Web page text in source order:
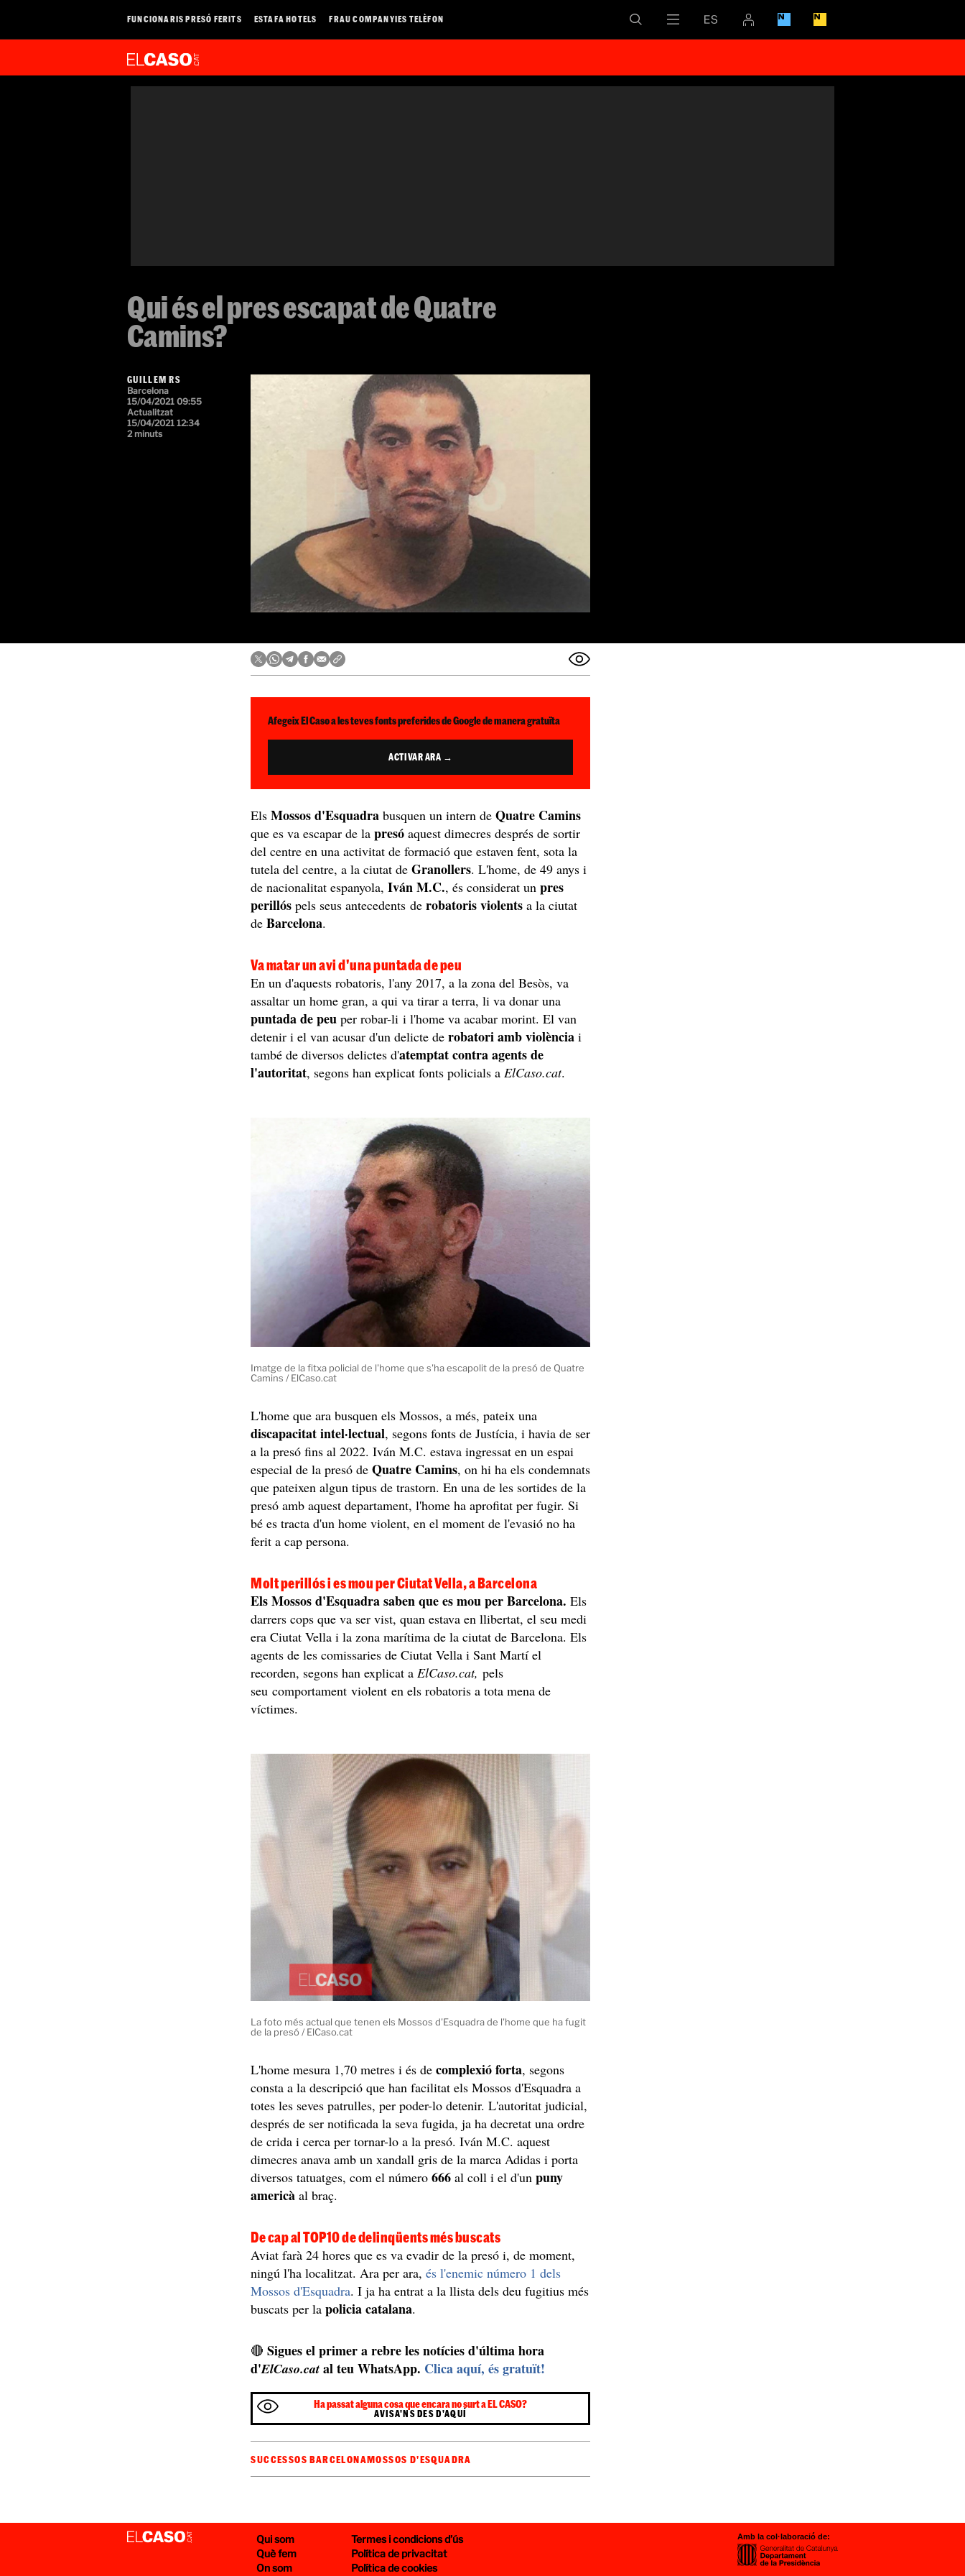
FUNCIONARIS PRESÓ FERITS ESTAFA HOTELS FRAU COMPANYIES TELÈFON
Qui és el pres escapat de Quatre
Camins?
GUILLEM RS
Barcelona
15/04/2021 09:55
Actualitzat
15/04/2021 12:34
2 minuts
Afegeix El Caso a les teves fonts preferides de Google de manera gratuïta
ACTIVAR ARA →
Els Mossos d'Esquadra busquen un intern deQuatre Camins
que es va escapar de lapresó aquest dimecres després de sortir
del centre en una activitat de formació que estaven fent, sota la
tutela del centre, a la ciutat deGranollers. L'home, de 49 anys i
de nacionalitat espanyola,Iván M.C., és considerat unpres
perillós pels seus antecedents derobatoris violents a la ciutat
deBarcelona.
Va matar un avi d'una puntada de peu
En un d'aquests robatoris, l'any 2017, a la zona del Besòs, va
assaltar un home gran, a qui va tirar a terra, li va donar una
puntada de peu per robar-li i l'home va acabar morint. El van
detenir i el van acusar d'un delicte derobatori amb violència i
també de diversos delictes d'atemptat contra agents de
l'autoritat, segons han explicat fonts policials aElCaso.cat.
Imatge de la fitxa policial de l'home que s'ha escapolit de la presó de Quatre
Camins / ElCaso.cat
L'home que ara busquen els Mossos, a més, pateix una
discapacitat intel·lectual, segons fonts de Justícia, i havia de ser
a la presó fins al 2022. Iván M.C. estava ingressat en un espai
especial de la presó deQuatre Camins, on hi ha els condemnats
que pateixen algun tipus de trastorn. En una de les sortides de la
presó amb aquest departament, l'home ha aprofitat per fugir. Si
bé es tracta d'un home violent, en el moment de l'evasió no ha
ferit a cap persona.
Molt perillós i es mou per Ciutat Vella, a Barcelona
Els Mossos d'Esquadra saben que es mou per Barcelona. Els
darrers cops que va ser vist, quan estava en llibertat, el seu medi
era Ciutat Vella i la zona marítima de la ciutat de Barcelona. Els
agents de les comissaries de Ciutat Vella i Sant Martí el
recorden, segons han explicat aElCaso.cat, pels
seu comportament violent en els robatoris a tota mena de
víctimes.
La foto més actual que tenen els Mossos d'Esquadra de l'home que ha fugit
de la presó / ElCaso.cat
L'home mesura 1,70 metres i és decomplexió forta, segons
consta a la descripció que han facilitat els Mossos d'Esquadra a
totes les seves patrulles, per poder-lo detenir. L'autoritat judicial,
després de ser notificada la seva fugida, ja ha decretat una ordre
de crida i cerca per tornar-lo a la presó. Iván M.C. aquest
dimecres anava amb un xandall gris de la marca Adidas i porta
diversos tatuatges, com el número666 al coll i el d'unpuny
americà al braç.
De cap al TOP10 de delinqüents més buscats
Aviat farà 24 hores que es va evadir de la presó i, de moment,
ningú l'ha localitzat. Ara per ara,és l'enemic número 1 dels
Mossos d'Esquadra. I ja ha entrat a la llista dels deu fugitius més
buscats per lapolicia catalana.
🔴Sigues el primer a rebre les notícies d'última hora
d'ElCaso.cat al teu WhatsApp. Clica aquí, és gratuït!
Ha passat alguna cosa que encara no surt a EL CASO?
AVISA'NS DES D'AQUÍ
SUCCESSOS BARCELONAMOSSOS D'ESQUADRA
Qui som
Què fem
On som
Termes i condicions d’ús
Política de privacitat
Política de cookies
Amb la col·laboració de: